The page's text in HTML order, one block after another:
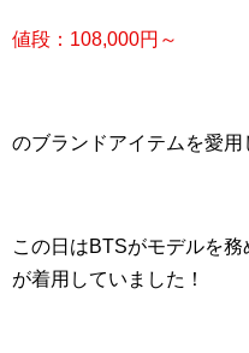
値段：108,000円～
のブランドアイテムを愛用
この日はBTSがモデルを
が着用していました！